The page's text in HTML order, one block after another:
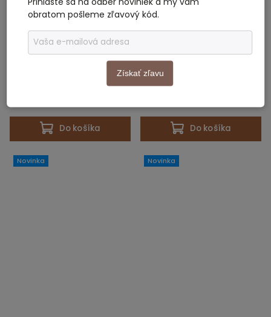
Obrovská omaľovanka
100x70cm - Ocean
Do košíka
100x70cm - Lily
Do košíka
Novinka Novinka
obratom pošleme zľavový kód.
Získať zľavu